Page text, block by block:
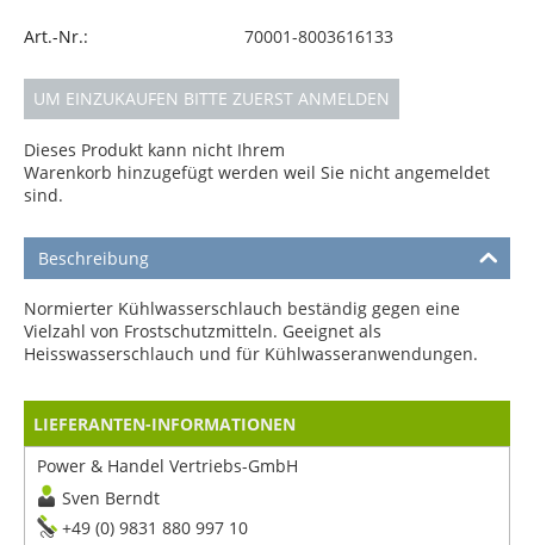
Art.-Nr.: 70001-8003616133
UM EINZUKAUFEN BITTE ZUERST ANMELDEN
Dieses Produkt kann nicht Ihrem
Warenkorb hinzugefügt werden weil Sie nicht angemeldet
sind.
Beschreibung
Normierter Kühlwasserschlauch beständig gegen eine
Vielzahl von Frostschutzmitteln. Geeignet als
Heisswasserschlauch und für Kühlwasseranwendungen.
LIEFERANTEN-INFORMATIONEN
Power & Handel Vertriebs-GmbH
Sven Berndt
+49 (0) 9831 880 997 10